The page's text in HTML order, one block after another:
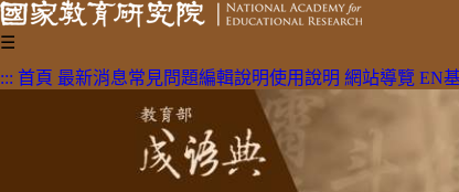
☰
::: 首頁 最新消息常見問題編輯說明使用說明 網站導覽 EN